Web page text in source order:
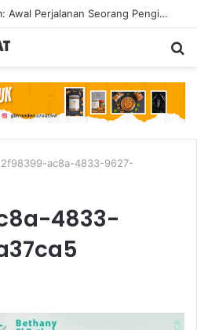
Pertobatan Billy Graham: Awal Perjalanan Seorang Penginjil Dunia
ac8a-4833-9627-
4833-